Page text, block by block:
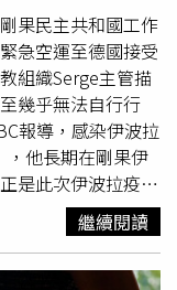
提升醫療品質，也
去年大陸各醫療機
加73%，顯示醫療
，跨國就醫仍存在
Healthcare
Marie
併發症，往往難
質、藥品及醫療器
。她估計，全球設
正取得國際醫療認
果民主共和國工作
急空運至德國接受
組織Serge主管描
幾乎無法自行行
報導，感染伊波拉
他長期在剛果伊
是此次伊波拉疫情
主任邁爾（Scott
國時，現場有數名
繼續閱讀